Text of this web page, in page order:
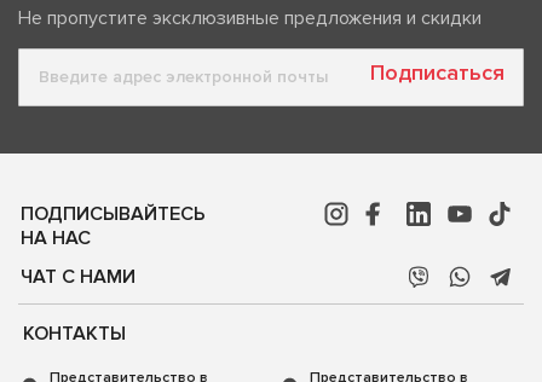
Не пропустите эксклюзивные предложения и скидки
Подписаться
ПОДПИСЫВАЙТЕСЬ
НА НАС
ЧАТ С НАМИ
КОНТАКТЫ
Представительство в
Представительство в